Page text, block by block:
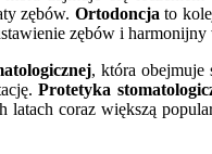
zębów. Ortodoncja to
zębów i
, która obejmuje
Protetyka
coraz większą